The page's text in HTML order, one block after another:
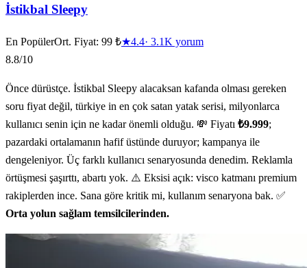
İstikbal Sleepy
En PopülerOrt. Fiyat: 99 ₺★4.4· 3.1K yorum
8.8/10
Önce dürüstçe. İstikbal Sleepy alacaksan kafanda olması gereken
soru fiyat değil, türkiye in en çok satan yatak serisi, milyonlarca
kullanıcı senin için ne kadar önemli olduğu. 💸 Fiyatı ₺9.999;
pazardaki ortalamanın hafif üstünde duruyor; kampanya ile
dengeleniyor. Üç farklı kullanıcı senaryosunda denedim. Reklamla
örtüşmesi şaşırttı, abartı yok. ⚠️ Eksisi açık: visco katmanı premium
rakiplerden ince. Sana göre kritik mi, kullanım senaryona bak. ✅
Orta yolun sağlam temsilcilerinden.